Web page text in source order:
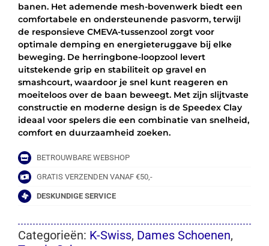
banen. Het ademende mesh-bovenwerk biedt een
comfortabele en ondersteunende pasvorm, terwijl
de responsieve CMEVA-tussenzool zorgt voor
optimale demping en energieteruggave bij elke
beweging. De herringbone-loopzool levert
uitstekende grip en stabiliteit op gravel en
smashcourt, waardoor je snel kunt reageren en
moeiteloos over de baan beweegt. Met zijn slijtvaste
constructie en moderne design is de Speedex Clay
ideaal voor spelers die een combinatie van snelheid,
comfort en duurzaamheid zoeken.
BETROUWBARE WEBSHOP
GRATIS VERZENDEN VANAF €50,-
DESKUNDIGE SERVICE
Categorieën: K-Swiss, Dames Schoenen,